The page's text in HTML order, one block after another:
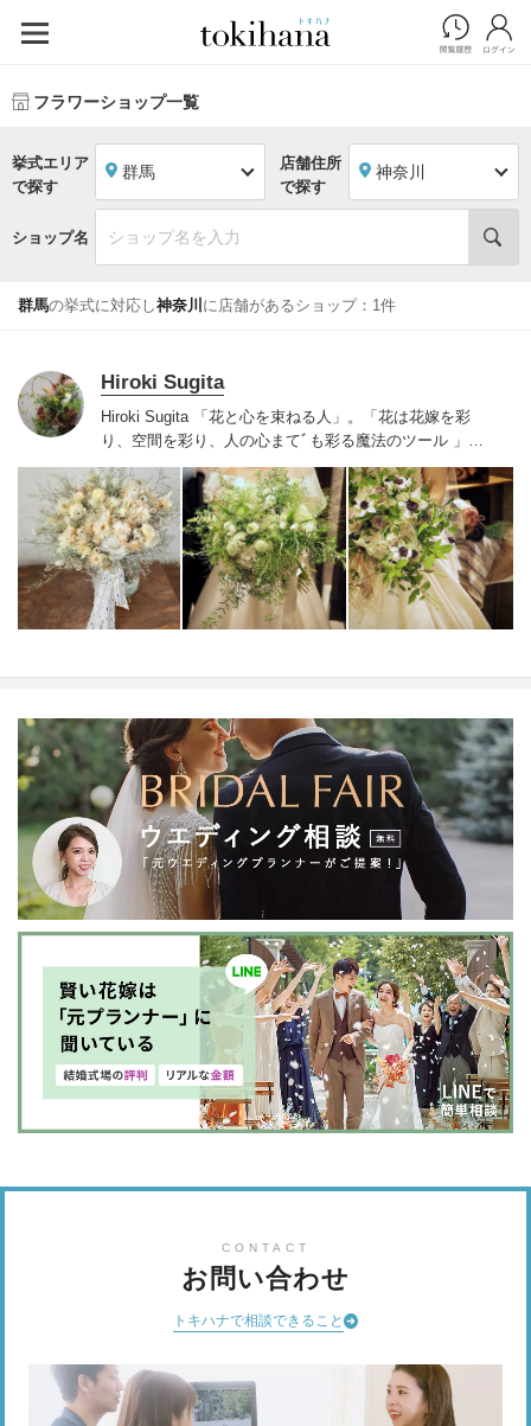
フラワーショップ一覧
挙式エリア
で探す
群馬
店舗住所
で探す
神奈川
ショップ名
群馬の挙式に対応し神奈川 に店舗があるショップ：1件
Hiroki Sugita
Hiroki Sugita 「花と心を束ねる人」。
「花は花嫁を彩
り、空間を彩り、人の心まてﾞも彩る魔法のツール 」を
信条に、東京、横浜を中心に全国で活躍するフローリス
ト。予算に合わせた親身な提案で、新郎新婦さまの「叶
えたい」を形にします。花の力で、「生涯忘れない、心
に刻まれるwedding」そんな体験をお約束します 。
CONTACT
お問い合わせ
トキハナで相談できること